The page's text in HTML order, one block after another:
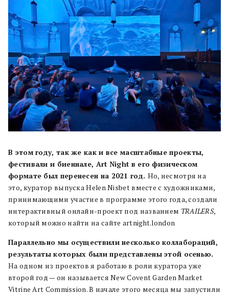
В этом году, так же как и все масштабные проекты,
фестивали и биеннале, Art Night в его физическом
формате был перенесен на 2021 год. Но, несмотря на
это, куратор выпуска Helen Nisbet вместе с художниками,
принимающими участие в программе этого года, создали
интерактивный онлайн-проект под названием TRAILERS,
который можно найти на сайте artnight.london
Параллельно мы осуществили несколько коллабораций,
результаты которых были представлены этой осенью.
На одном из проектов я работаю в роли куратора уже
второй год — он называется New Covent Garden Market
Vitrine Art Commission. В начале этого месяца мы запустили